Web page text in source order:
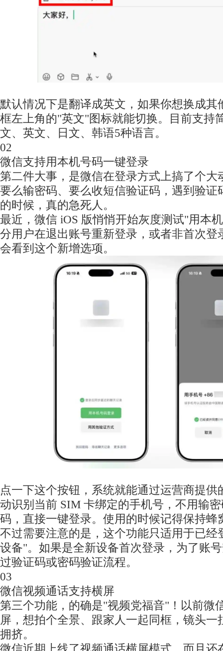
默认情况下是翻译成英文，如果你想换成其
框左上角的"英文"图标就能切换。目前支持
文、英文、日文、韩语5种语言。
02
微信支持用本机号码一键登录
第二件大事，是微信在登录方式上搞了个大
要么输密码、要么收短信验证码，遇到验证
的时候，真的急死人。
最近，微信 iOS 版悄悄开始灰度测试"用本
分用户在退出账号重新登录，或者非首次登
会看到这个新增选项。
点一下这个按钮，系统就能通过运营商提供
动识别当前 SIM 卡绑定的手机号，不用输
码，直接一键登录。使用的时候记得保持蜂
不过需要注意的是，这个功能只适用于已经
设备"。如果是全新设备首次登录，为了账
过验证码或密码验证流程。
03
微信视频通话支持横屏
第三个功能，的确是"视频党福音"！以前微
屏，想拍个全景、跟家人一起同框，镜头一
拥挤。